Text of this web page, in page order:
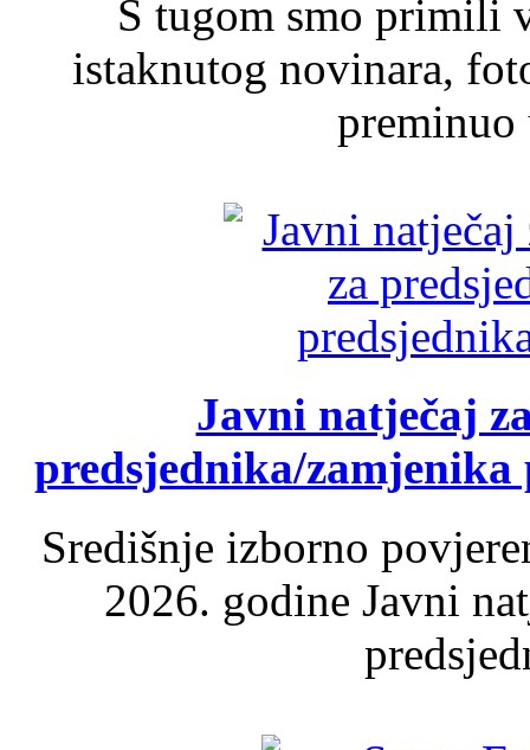
S tugom smo primili
istaknutog novinara,
Javni natječaj
predsjednika/
Središnje izborno
2026. godine Javni